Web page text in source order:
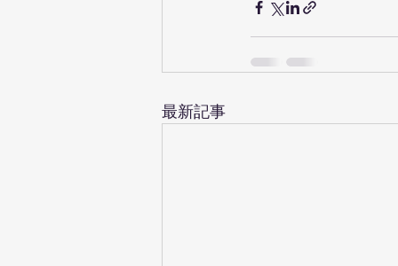
最新記事